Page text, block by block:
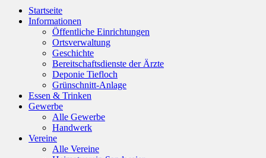
Startseite
Informationen
Öffentliche Einrichtungen
Ortsverwaltung
Geschichte
Bereitschaftsdienste der Ärzte
Deponie Tiefloch
Grünschnitt-Anlage
Essen & Trinken
Gewerbe
Alle Gewerbe
Handwerk
Vereine
Alle Vereine